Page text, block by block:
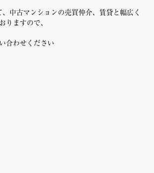
中古マンションの売買仲介、賃貸と幅広く
りますので、
合わせください